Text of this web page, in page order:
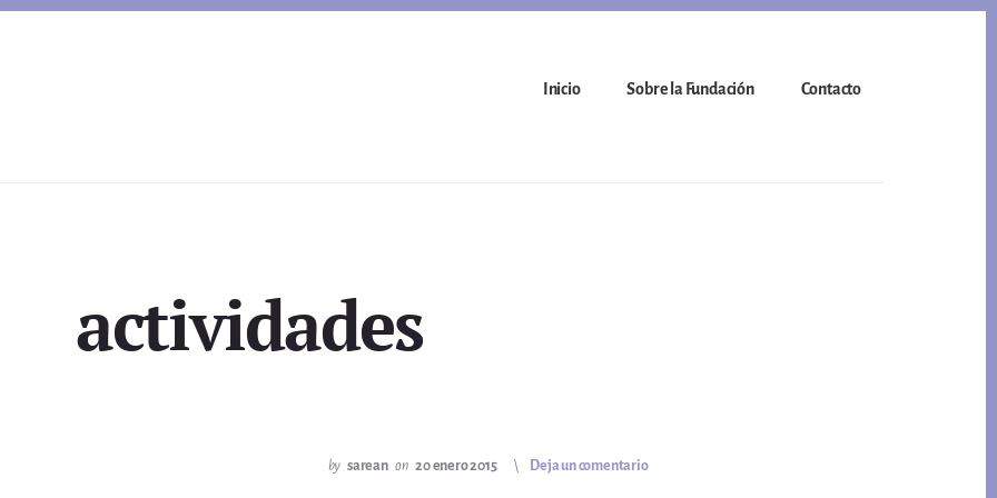
Inicio Sobre la Fundación Contacto
actividades
by sarean on 20 enero 2015 Deja un comentario